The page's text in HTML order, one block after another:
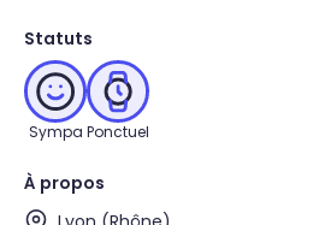
Statuts
Sympa Ponctuel
À propos